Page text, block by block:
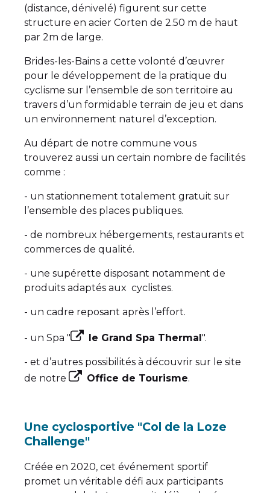
(distance, dénivelé) figurent sur cette
structure en acier Corten de 2.50 m de haut
par 2m de large.
Brides-les-Bains a cette volonté d’œuvrer
pour le développement de la pratique du
cyclisme sur l’ensemble de son territoire au
travers d’un formidable terrain de jeu et dans
un environnement naturel d’exception.
Au départ de notre commune vous
trouverez aussi un certain nombre de facilités
comme :
- un stationnement totalement gratuit sur
l’ensemble des places publiques.
- de nombreux hébergements, restaurants et
commerces de qualité.
- une supérette disposant notamment de
produits adaptés aux cyclistes.
- un cadre reposant après l’effort.
- un Spa " le Grand Spa Thermal".
- et d’autres possibilités à découvrir sur le site
de notre
Office de Tourisme.
Une cyclosportive "Col de la Loze
Challenge"
Créée en 2020, cet événement sportif
promet un véritable défi aux participants